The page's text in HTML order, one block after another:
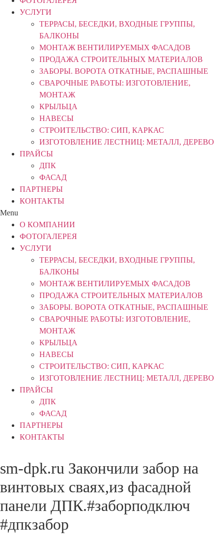
УСЛУГИ
ТЕРРАСЫ, БЕСЕДКИ, ВХОДНЫЕ ГРУППЫ,
БАЛКОНЫ
МОНТАЖ ВЕНТИЛИРУЕМЫХ ФАСАДОВ
ПРОДАЖА СТРОИТЕЛЬНЫХ МАТЕРИАЛОВ
ЗАБОРЫ. ВОРОТА ОТКАТНЫЕ, РАСПАШНЫЕ
СВАРОЧНЫЕ РАБОТЫ: ИЗГОТОВЛЕНИЕ,
МОНТАЖ
КРЫЛЬЦА
НАВЕСЫ
СТРОИТЕЛЬСТВО: СИП, КАРКАС
ИЗГОТОВЛЕНИЕ ЛЕСТНИЦ: МЕТАЛЛ, ДЕРЕВО
ПРАЙСЫ
ДПК
ФАСАД
ПАРТНЕРЫ
КОНТАКТЫ
Menu
О КОМПАНИИ
ФОТОГАЛЕРЕЯ
УСЛУГИ
ТЕРРАСЫ, БЕСЕДКИ, ВХОДНЫЕ ГРУППЫ,
БАЛКОНЫ
МОНТАЖ ВЕНТИЛИРУЕМЫХ ФАСАДОВ
ПРОДАЖА СТРОИТЕЛЬНЫХ МАТЕРИАЛОВ
ЗАБОРЫ. ВОРОТА ОТКАТНЫЕ, РАСПАШНЫЕ
СВАРОЧНЫЕ РАБОТЫ: ИЗГОТОВЛЕНИЕ,
МОНТАЖ
КРЫЛЬЦА
НАВЕСЫ
СТРОИТЕЛЬСТВО: СИП, КАРКАС
ИЗГОТОВЛЕНИЕ ЛЕСТНИЦ: МЕТАЛЛ, ДЕРЕВО
ПРАЙСЫ
ДПК
ФАСАД
ПАРТНЕРЫ
КОНТАКТЫ
sm-dpk.ru Закончили забор на
винтовых сваях,из фасадной
панели ДПК.#заборподключ
#дпкзабор